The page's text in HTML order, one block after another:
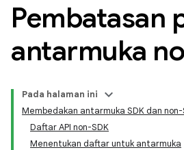
Pembatasan
antarmuka
Pada halaman ini
Membedakan antarmuka SDK dan non-
Daftar API non-SDK
Menentukan daftar untuk antarmuka